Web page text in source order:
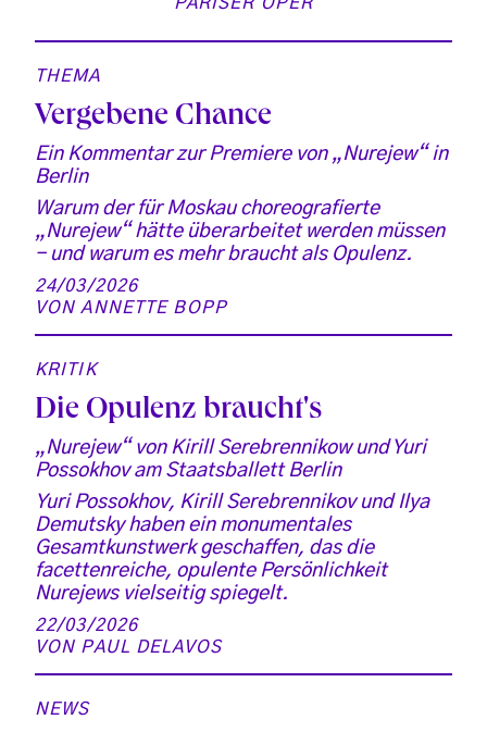
THEMA
Vergebene Chance
Ein Kommentar zur Premiere von „Nurejew“ in
Berlin
Warum der für Moskau choreografierte
„Nurejew“ hätte überarbeitet werden müssen
- und warum es mehr braucht als Opulenz.
24/03/2026
VONANNETTE BOPP
KRITIK
Die Opulenz braucht's
„Nurejew“ von Kirill Serebrennikow und Yuri
Possokhov am Staatsballett Berlin
Yuri Possokhov, Kirill Serebrennikov und Ilya
Demutsky haben ein monumentales
Gesamtkunstwerk geschaffen, das die
facettenreiche, opulente Persönlichkeit
Nurejews vielseitig spiegelt.
22/03/2026
VON PAUL DELAVOS
NEWS